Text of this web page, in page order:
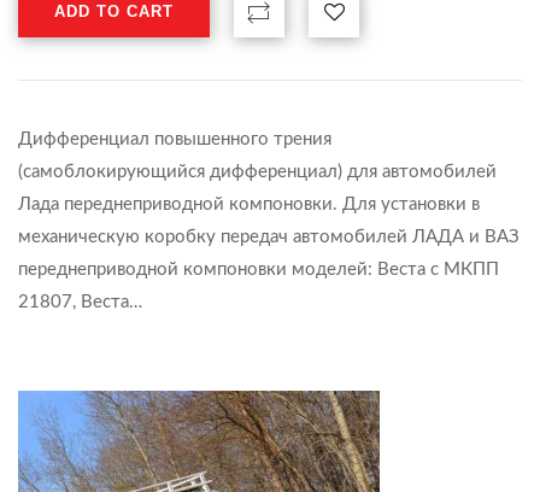
ADD TO CART
Дифференциал повышенного трения
(самоблокирующийся дифференциал) для автомобилей
Лада переднеприводной компоновки. Для установки в
механическую коробку передач автомобилей ЛАДА и ВАЗ
переднеприводной компоновки моделей: Веста с МКПП
21807, Веста…